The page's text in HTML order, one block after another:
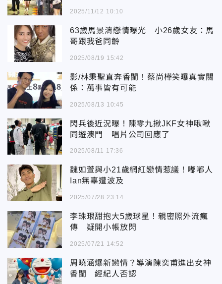
2025/11/12 10:10
63歲馬景濤戀情曝光 小26歲女友：馬
哥跟我爸同齡
2025/08/19 15:42
影/林秉聖直奔香閨！蔡尚樺笑曝真實關
係：萬事皆有可能
2025/08/13 10:45
閃兵後近況曝！陳零九揪JKF女神啾啾
同遊澳門 唱片公司回應了
2025/08/11 17:36
魏如萱與小21歲網紅戀情惹議！嘟嘟人
Ian無辜遭波及
2025/07/28 23:14
李珠珢甜抱大5歲球星！親密照外流瘋
傳 疑開小帳放閃
2025/07/21 14:52
周曉涵爆新戀情？導演陳奕甫進出女神
香閨 經紀人否認